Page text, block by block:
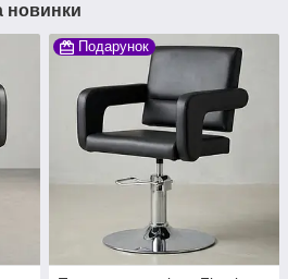
новинки
Подарунок